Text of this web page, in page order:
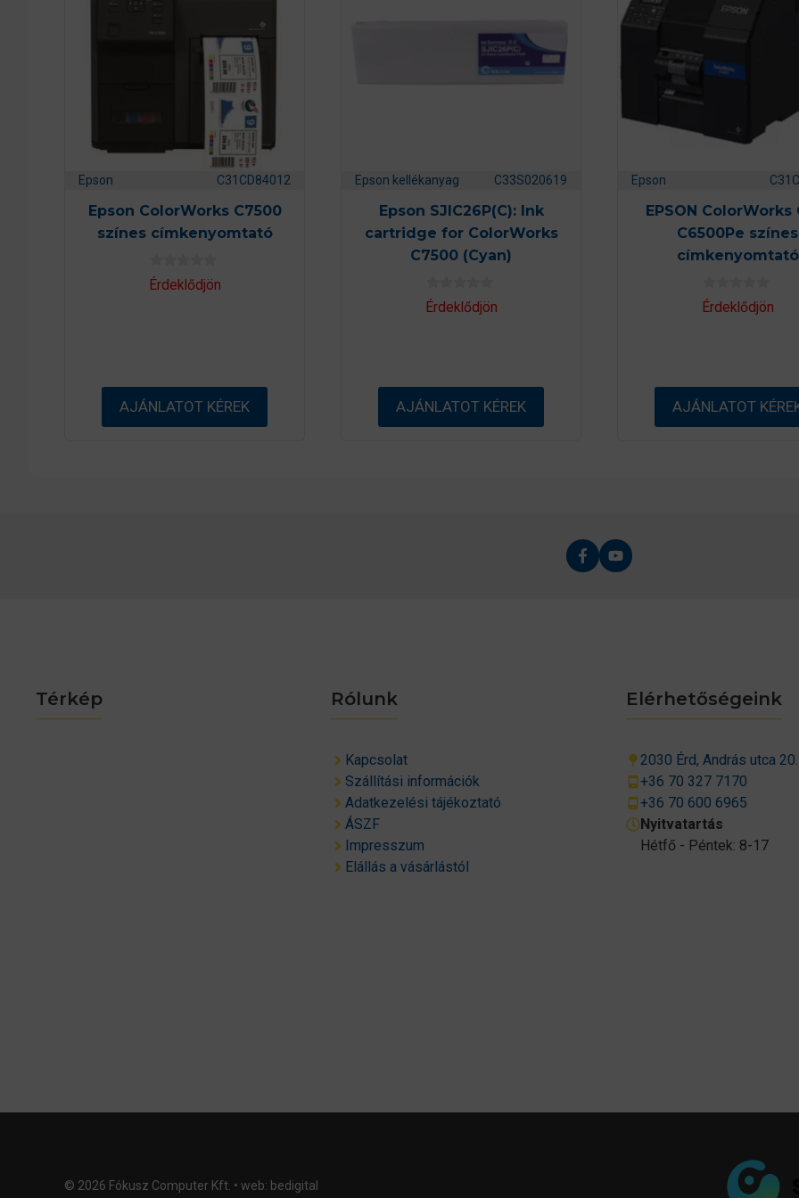
Epson C31CD84012
Epson ColorWorks C7500
színes címkenyomtató
0
aÉrdeklődjön
AJÁNLATOT KÉREK
Epson kellékanyag C33S020619
Epson SJIC26P(C): Ink
cartridge for ColorWorks
C7500 (Cyan)
0
a
l
Érdeklődjön
AJÁNLATOT KÉREK
Epson
EPSON ColorWorks
C6500Pe színes
címkenyomtató
0
a
l
Érdeklődjön
AJÁNLATOT
Térkép Rólunk
Kapcsolat
Szállítási információk
Adatkezelési tájékoztató
ÁSZF
Impresszum
Elállás a vásárlástól
Elérhetőségeink
2030 Érd, András utca 20.
+36 70 327 7170
+36 70 600 6965
Nyitvatartás
Hétfő - Péntek: 8-17
© 2026 Fókusz Computer Kft. • web: bedigital